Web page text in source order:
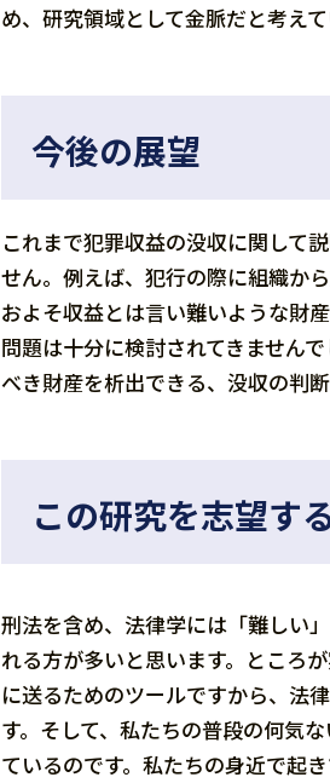
め、研究領域として金脈だと考えて
今後の展望
これまで犯罪収益の没収に関して
せん。例えば、犯行の際に組織か
およそ収益とは言い難いような財
問題は十分に検討されてきません
べき財産を析出できる、没収の判
この研究を志望す
刑法を含め、法律学には「難しい
れる方が多いと思います。ところ
に送るためのツールですから、法
す。そして、私たちの普段の何気
ているのです。私たちの身近で起